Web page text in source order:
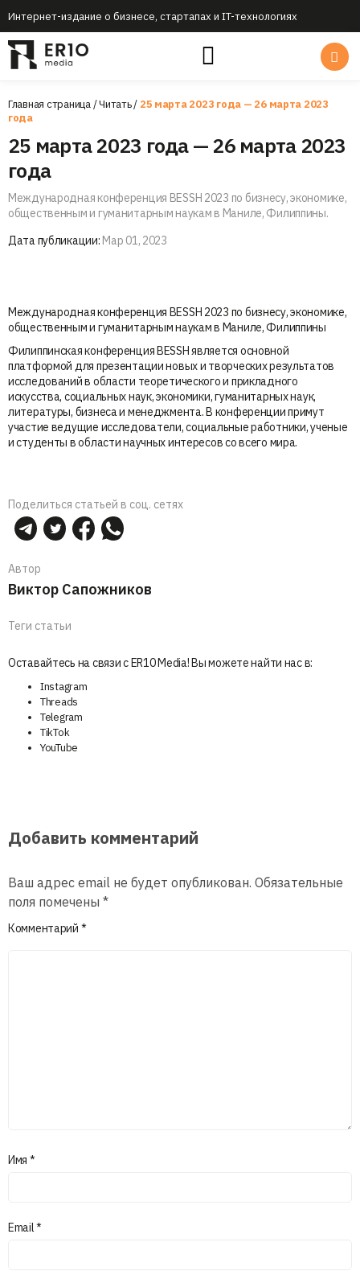
Интернет-издание о бизнесе, стартапах и IT-технологиях
Главная страница/Читать/ 25 марта 2023 года — 26 марта 2023
года
25 марта 2023 года — 26 марта 2023
года
Международная конференция BESSH 2023 по бизнесу, экономике,
общественным и гуманитарным наукам в Маниле, Филиппины.
Дата публикации: Мар 01, 2023
Международная конференция BESSH 2023 по бизнесу, экономике,
общественным и гуманитарным наукам в Маниле, Филиппины
Филиппинская конференция BESSH является основной
платформой для презентации новых и творческих результатов
исследований в области теоретического и прикладного
искусства, социальных наук, экономики, гуманитарных наук,
литературы, бизнеса и менеджмента. В конференции примут
участие ведущие исследователи, социальные работники, ученые
и студенты в области научных интересов со всего мира.
Поделиться статьей в соц. сетях
Автор
Виктор Сапожников
Теги статьи
Оставайтесь на связи с ER10 Media! Вы можете найти нас в:
Instagram
Threads
Telegram
TikTok
YouTube
Добавить комментарий
Ваш адрес email не будет опубликован. Обязательные
поля помечены *
Комментарий *
Имя *
Email*